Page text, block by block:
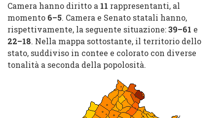
Camera hanno diritto a 11 rappresentanti, al
momento 6–5. Camera e Senato statali hanno,
rispettivamente, la seguente situazione:39–61 e
22–18. Nella mappa sottostante, il territorio dello
stato, suddiviso in contee e colorato con diverse
tonalità a seconda della popolosità.